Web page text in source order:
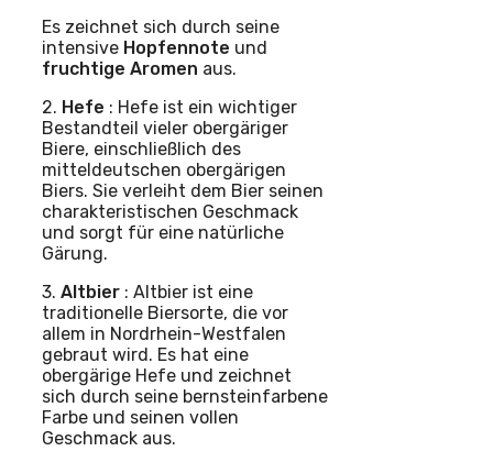
Es zeichnet sich durch seine
intensive Hopfennote und
fruchtige Aromen aus.
2. Hefe : Hefe ist ein wichtiger
Bestandteil vieler obergäriger
Biere, einschließlich des
mitteldeutschen obergärigen
Biers. Sie verleiht dem Bier seinen
charakteristischen Geschmack
und sorgt für eine natürliche
Gärung.
3. Altbier : Altbier ist eine
traditionelle Biersorte, die vor
allem in Nordrhein-Westfalen
gebraut wird. Es hat eine
obergärige Hefe und zeichnet
sich durch seine bernsteinfarbene
Farbe und seinen vollen
Geschmack aus.